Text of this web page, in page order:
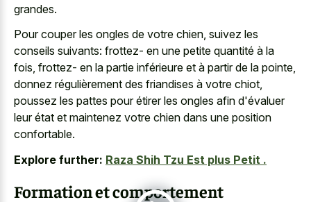
grandes.
Pour couper les ongles de votre chien, suivez les
conseils suivants: frottez- en une petite quantité à la
fois, frottez- en la partie inférieure et à partir de la pointe,
donnez régulièrement des friandises à votre chiot,
poussez les pattes pour étirer les ongles afin d'évaluer
leur état et maintenez votre chien dans une position
confortable.
Explore further: Raza Shih Tzu Est plus Petit .
Formation et comportement